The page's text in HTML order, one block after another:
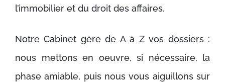
l’immobilier et du droit des affaires.
Notre Cabinet gère de A à Z vos dossiers :
nous mettons en oeuvre, si nécessaire, la
phase amiable, puis nous vous aiguillons sur